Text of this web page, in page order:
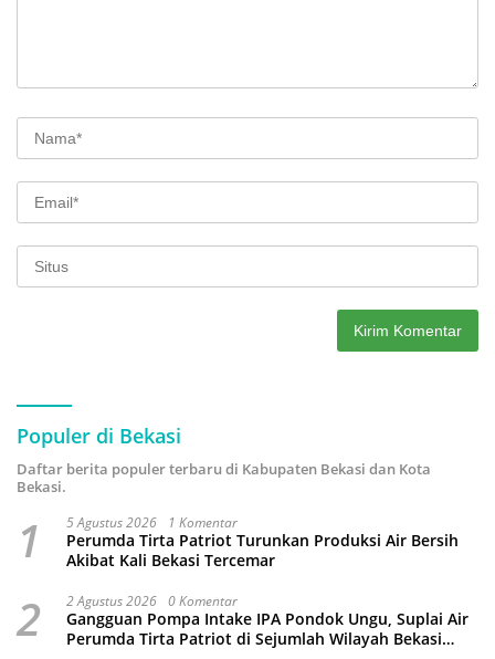
Populer di Bekasi
Daftar berita populer terbaru di Kabupaten Bekasi dan Kota
Bekasi.
1 5 Agustus 2026 1 Komentar
Perumda Tirta Patriot Turunkan Produksi Air Bersih
Akibat Kali Bekasi Tercemar
2 2 Agustus 2026 0 Komentar
Gangguan Pompa Intake IPA Pondok Ungu, Suplai Air
Perumda Tirta Patriot di Sejumlah Wilayah Bekasi